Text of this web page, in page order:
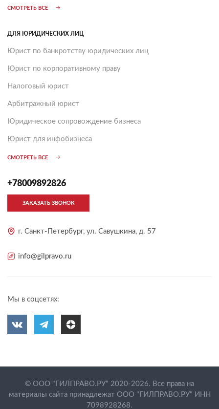
СМОТРЕТЬ ВСЕ
ДЛЯ ЮРИДИЧЕСКИХ ЛИЦ
Юрист по банкротству юридических лиц
Юрист по корпоративному праву
Налоговый юрист
Арбитражный юрист
Юридическое сопровождение бизнеса
Юрист для инфобизнеса
СМОТРЕТЬ ВСЕ
+78009892826
ЗАКАЗАТЬ ЗВОНОК
г. Санкт-Петербург, ул. Савушкина, д. 57
info@gilpravo.ru
Мы в соцсетях:
© ООО "ГИЛПРАВО.РУ" 2020-2026. Все права на
материалы сайта принадлежат ООО "ГИЛПРАВО.РУ" ИНН
7098928268.